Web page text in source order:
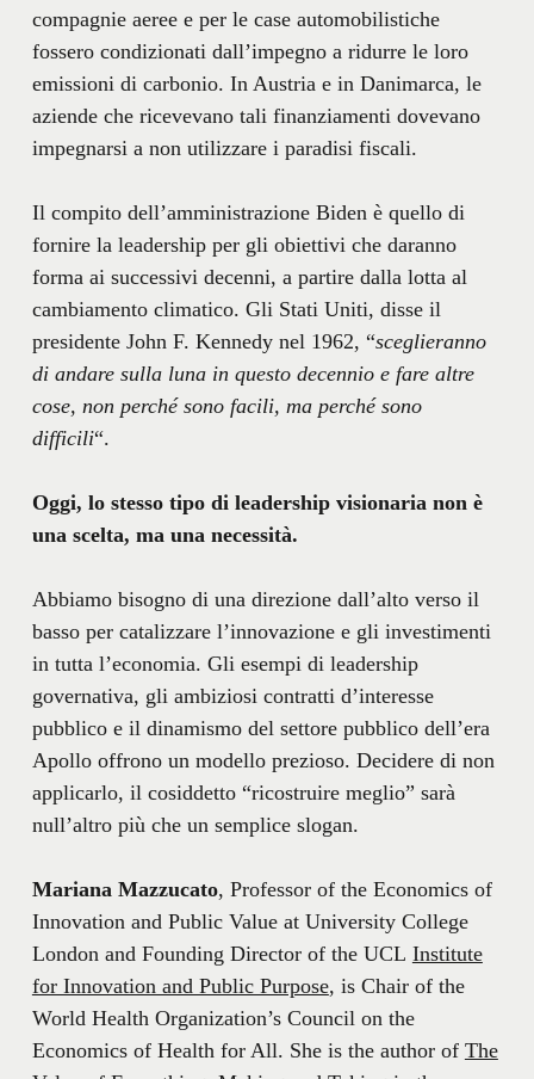
compagnie aeree e per le case automobilistiche
fossero condizionati dall’impegno a ridurre le loro
emissioni di carbonio. In Austria e in Danimarca, le
aziende che ricevevano tali finanziamenti dovevano
impegnarsi a non utilizzare i paradisi fiscali.
Il compito dell’amministrazione Biden è quello di
fornire la leadership per gli obiettivi che daranno
forma ai successivi decenni, a partire dalla lotta al
cambiamento climatico. Gli Stati Uniti, disse il
presidente John F. Kennedy nel 1962, “sceglieranno
di andare sulla luna in questo decennio e fare altre
cose, non perché sono facili, ma perché sono
difficili“.
Oggi, lo stesso tipo di leadership visionaria non è
una scelta, ma una necessità.
Abbiamo bisogno di una direzione dall’alto verso il
basso per catalizzare l’innovazione e gli investimenti
in tutta l’economia. Gli esempi di leadership
governativa, gli ambiziosi contratti d’interesse
pubblico e il dinamismo del settore pubblico dell’era
Apollo offrono un modello prezioso. Decidere di non
applicarlo, il cosiddetto “ricostruire meglio” sarà
null’altro più che un semplice slogan.
Mariana Mazzucato, Professor of the Economics of
Innovation and Public Value at University College
London and Founding Director of the UCL Institute
for Innovation and Public Purpose, is Chair of the
World Health Organization’s Council on the
Economics of Health for All. She is the author of The